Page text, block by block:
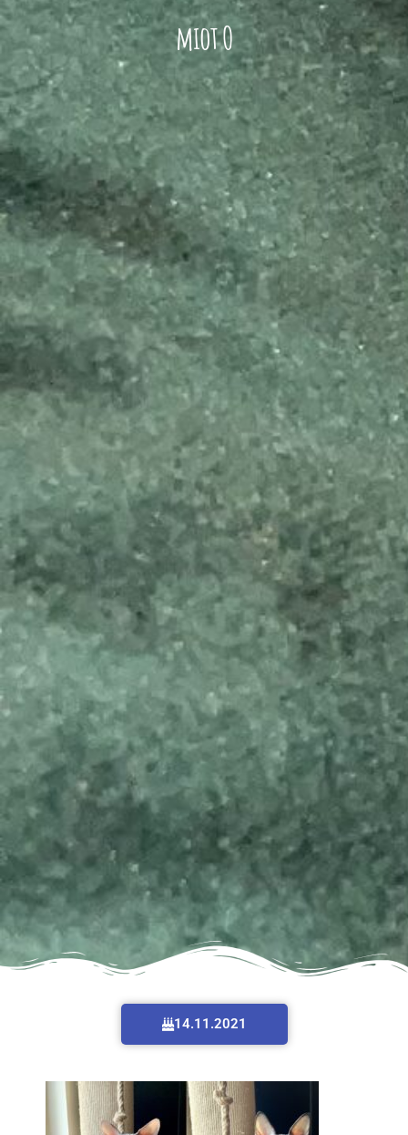
miot O
14.11.2021